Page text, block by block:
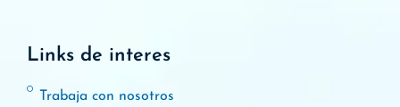
Links de interes
Trabaja con nosotros